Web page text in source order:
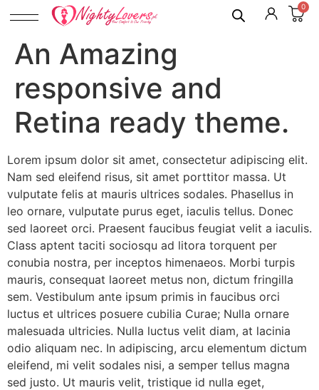
0
An Amazing
responsive and
Retina ready theme.
Lorem ipsum dolor sit amet, consectetur adipiscing elit.
Nam sed eleifend risus, sit amet porttitor massa. Ut
vulputate felis at mauris ultrices sodales. Phasellus in
leo ornare, vulputate purus eget, iaculis tellus. Donec
sed laoreet orci. Praesent faucibus feugiat velit a iaculis.
Class aptent taciti sociosqu ad litora torquent per
conubia nostra, per inceptos himenaeos. Morbi turpis
mauris, consequat laoreet metus non, dictum fringilla
sem. Vestibulum ante ipsum primis in faucibus orci
luctus et ultrices posuere cubilia Curae; Nulla ornare
malesuada ultricies. Nulla luctus velit diam, at lacinia
odio aliquam nec. In adipiscing, arcu elementum dictum
eleifend, mi velit sodales nisi, a semper tellus magna
sed justo. Ut mauris velit, tristique id nulla eget,